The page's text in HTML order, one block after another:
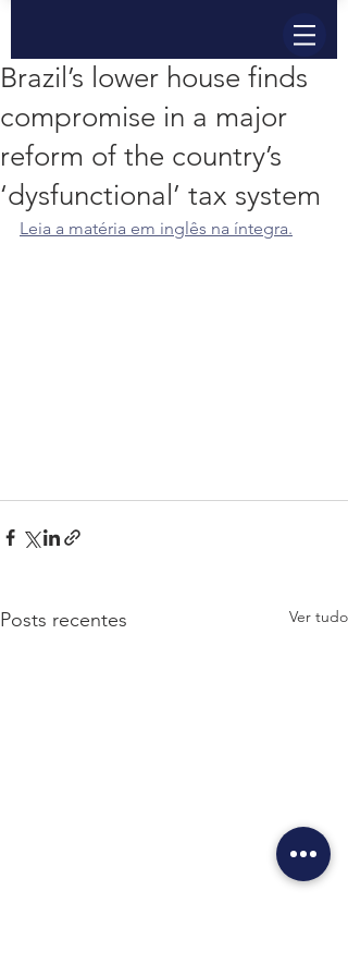
Brazil’s lower house finds
compromise in a major
reform of the country’s
‘dysfunctional’ tax system
Leia a matéria em inglês na íntegra.
Posts recentes Ver tudo